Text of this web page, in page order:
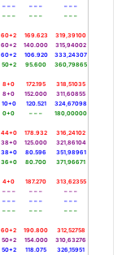
– – –
– – –
– – –
– – –
– – –
– – –
60+2
60+2
60+2
50+2
169.623
140.000
106.920
95.600
319,39100
315,94002
333,24307
360,79865
8+0
8+0
10+0
0+0
172.195
152.000
120.521
– – –
318,51035
311,60855
324,67098
180,00000
44+0
38+0
38+0
36+0
178.932
125.000
80.596
80.700
316,24102
321,86104
351,98961
371,96671
4+0
– – –
– – –
– – –
187.270
– – –
– – –
– – –
313,62355
– – –
– – –
– – –
60+2
50+2
50+2
190.800
154.000
118.075
312,52758
310,63276
326,15951